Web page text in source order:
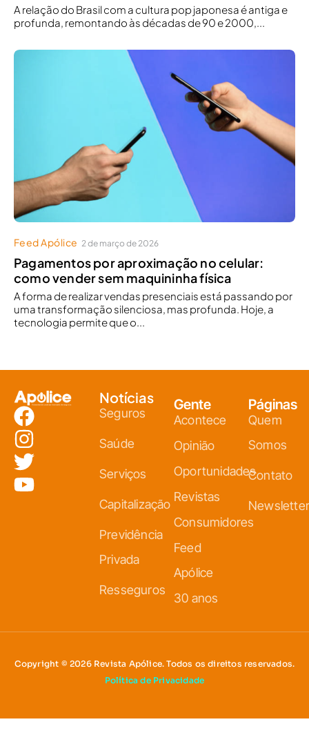
A relação do Brasil com a cultura pop japonesa é antiga e
profunda, remontando às décadas de 90 e 2000,...
Feed Apólice 2 de março de 2026
Pagamentos por aproximação no celular:
como vender sem maquininha física
A forma de realizar vendas presenciais está passando por
uma transformação silenciosa, mas profunda. Hoje, a
tecnologia permite que o...
Notícias
Seguros
Saúde
Serviços
Capitalização
Previdência
Privada
Resseguros
Gente
Acontece
Opinião
Oportunidades
Revistas
Consumidores
Feed
Apólice
30 anos
Páginas
Quem
Somos
Contato
Newsletter
Copyright © 2026 Revista Apólice. Todos os direitos reservados.
Política de Privacidade